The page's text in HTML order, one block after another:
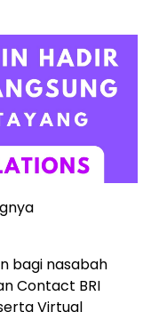
bagi nasabah
Contact BRI
Virtual